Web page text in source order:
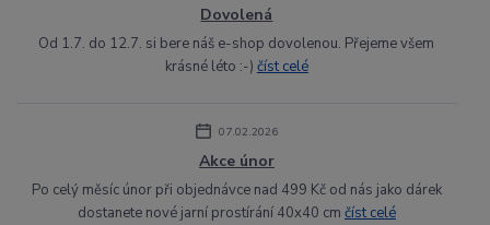
Dovolená
Od 1.7. do 12.7. si bere náš e-shop dovolenou. Přejeme všem
krásné léto :-) číst celé
07.02.2026
Akce únor
Po celý měsíc únor při objednávce nad 499 Kč od nás jako dárek
dostanete nové jarní prostírání 40x40 cm číst celé